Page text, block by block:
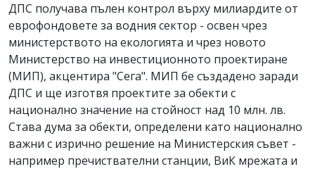
ДПС получава пълен контрол върху милиардите от
еврофондовете за водния сектор - освен чрез
министерството на екологията и чрез новото
Министерство на инвестиционното проектиране
(МИП), акцентира "Сега". МИП бе създадено заради
ДПС и ще изготвя проектите за обекти с
национално значение на стойност над 10 млн. лв.
Става дума за обекти, определени като национално
важни с изрично решение на Министерския съвет -
например пречиствателни станции, ВиК мрежата и